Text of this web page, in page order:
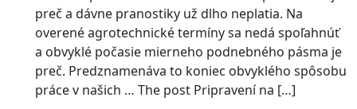
preč a dávne pranostiky už dlho neplatia. Na
overené agrotechnické termíny sa nedá spoľahnúť
a obvyklé počasie mierneho podnebného pásma je
preč. Predznamenáva to koniec obvyklého spôsobu
práce v našich … The post Pripravení na […]